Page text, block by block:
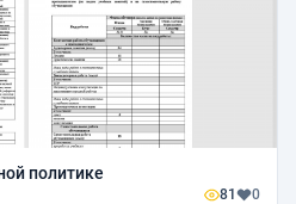
политике
81 0